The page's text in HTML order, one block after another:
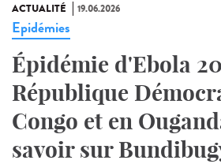
ACTUALITÉ 19.06.2026
Epidémies
Épidémie d'Ebola
République
Congo et en
savoir sur